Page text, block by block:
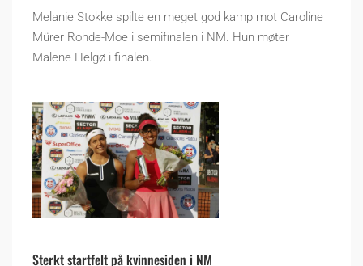
Melanie Stokke spilte en meget god kamp mot Caroline
Mürer Rohde-Moe i semifinalen i NM. Hun møter
Malene Helgø i finalen.
Sterkt startfelt på kvinnesiden i NM